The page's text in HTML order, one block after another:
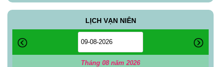
LỊCH VẠN NIÊN
Tháng 08 năm 2026